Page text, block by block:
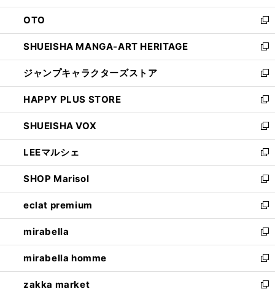
ウ
で
開
く
ン
ド
ウ
で
開
く
OTO
新
し
い
ウ
ィ
ン
ド
ウ
で
開
く
SHUEISHA MANGA-ART HERITAGE
新
し
い
ウ
ィ
ン
ド
ウ
で
開
く
ジャンプキャラクターズストア
新
し
い
ウ
ィ
ン
ド
ウ
で
開
く
HAPPY PLUS STORE
新
し
い
ウ
ィ
ン
ド
ウ
で
開
く
SHUEISHA VOX
新
し
い
ウ
ィ
ン
ド
ウ
で
開
く
LEEマルシェ
新
し
い
ウ
ィ
ン
ド
ウ
で
開
く
SHOP Marisol
新
し
い
ウ
ィ
ン
ド
ウ
で
eclat premium
新
し
い
ウ
ィ
ン
ド
mirabella
新
し
い
ウ
ィ
mirabella homme
新
し
い
zakka market
新